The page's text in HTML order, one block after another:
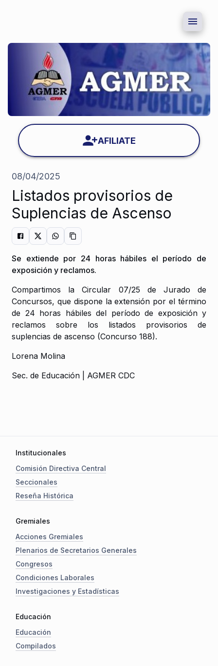
AFILIATE
08/04/2025
Listados provisorios de
Suplencias de Ascenso
Se extiende por 24 horas hábiles el período de
exposición y reclamos.
Compartimos la Circular 07/25 de Jurado de
Concursos, que dispone la extensión por el término
de 24 horas hábiles del período de exposición y
reclamos sobre los listados provisorios de
suplencias de ascenso (Concurso 188).
Lorena Molina
Sec. de Educación | AGMER CDC
Institucionales
Comisión Directiva Central
Seccionales
Reseña Histórica
Gremiales
Acciones Gremiales
Plenarios de Secretarios Generales
Congresos
Condiciones Laborales
Investigaciones y Estadísticas
Educación
Educación
Compilados